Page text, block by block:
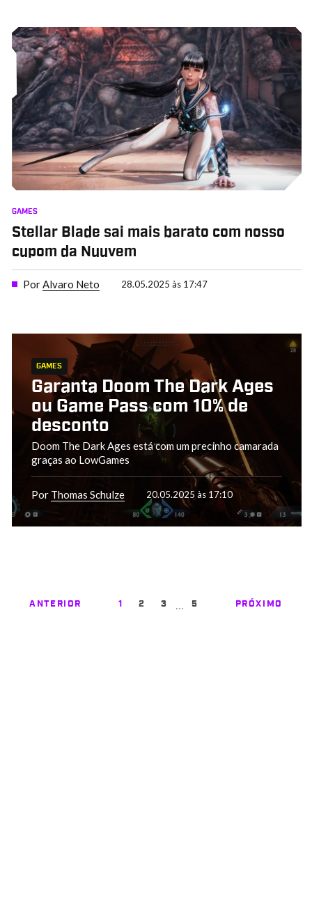
GAMES
Stellar Blade sai mais barato com nosso
cupom da Nuuvem
PorAlvaro Neto 28.05.2025 às 17:47
GAMES
Garanta Doom The Dark Ages
ou Game Pass com 10% de
desconto
Doom The Dark Ages está com um precinho camarada
graças ao LowGames
Por Thomas Schulze 20.05.2025 às 17:10
ANTERIOR 1 2 3 … 5 PRÓXIMO